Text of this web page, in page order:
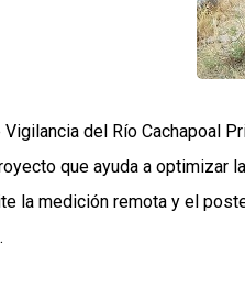
del Río Cachapoal
que ayuda a optimizar
la medición remota y el